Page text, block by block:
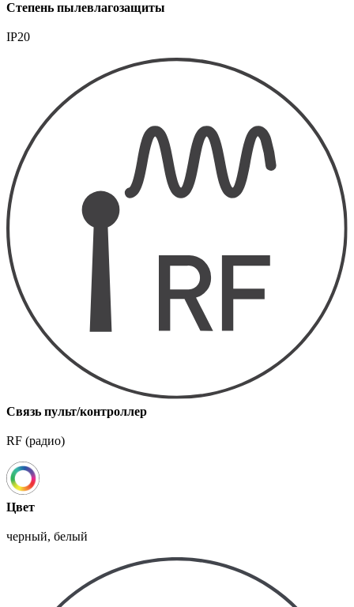
Степень пылевлагозащиты
IP20
Связь пульт/контроллер
RF (радио)
Цвет
черный, белый